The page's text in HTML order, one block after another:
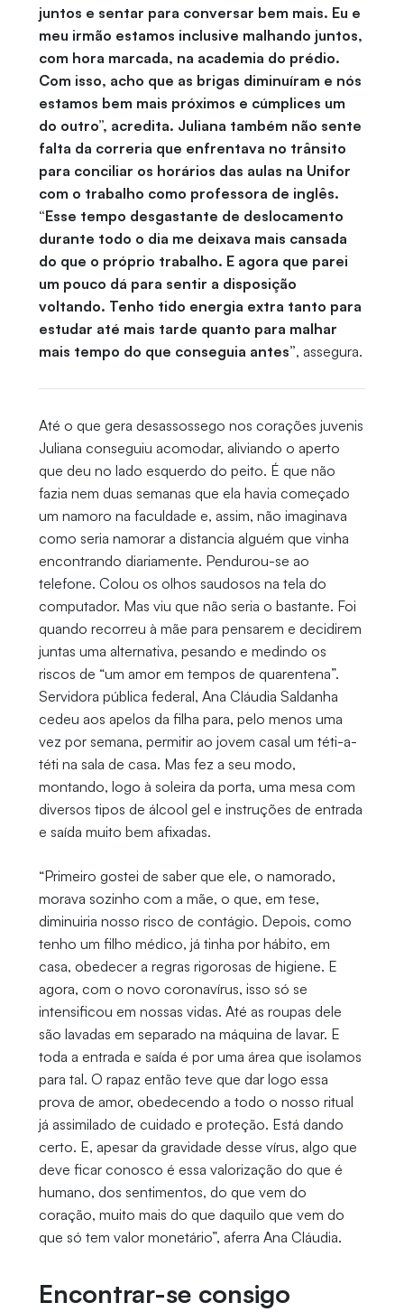
juntos e sentar para conversar bem mais. Eu e
meu irmão estamos inclusive malhando juntos,
com hora marcada, na academia do prédio.
Com isso, acho que as brigas diminuíram e nós
estamos bem mais próximos e cúmplices um
do outro”, acredita. Juliana também não sente
falta da correria que enfrentava no trânsito
para conciliar os horários das aulas na Unifor
com o trabalho como professora de inglês.
“Esse tempo desgastante de deslocamento
durante todo o dia me deixava mais cansada
do que o próprio trabalho. E agora que parei
um pouco dá para sentir a disposição
voltando. Tenho tido energia extra tanto para
estudar até mais tarde quanto para malhar
mais tempo do que conseguia antes”, assegura.
Até o que gera desassossego nos corações juvenis
Juliana conseguiu acomodar, aliviando o aperto
que deu no lado esquerdo do peito. É que não
fazia nem duas semanas que ela havia começado
um namoro na faculdade e, assim, não imaginava
como seria namorar a distancia alguém que vinha
encontrando diariamente. Pendurou-se ao
telefone. Colou os olhos saudosos na tela do
computador. Mas viu que não seria o bastante. Foi
quando recorreu à mãe para pensarem e decidirem
juntas uma alternativa, pesando e medindo os
riscos de “um amor em tempos de quarentena”.
Servidora pública federal, Ana Cláudia Saldanha
cedeu aos apelos da filha para, pelo menos uma
vez por semana, permitir ao jovem casal um téti-a-
téti na sala de casa. Mas fez a seu modo,
montando, logo à soleira da porta, uma mesa com
diversos tipos de álcool gel e instruções de entrada
e saída muito bem afixadas.
“Primeiro gostei de saber que ele, o namorado,
morava sozinho com a mãe, o que, em tese,
diminuiria nosso risco de contágio. Depois, como
tenho um filho médico, já tinha por hábito, em
casa, obedecer a regras rigorosas de higiene. E
agora, com o novo coronavírus, isso só se
intensificou em nossas vidas. Até as roupas dele
são lavadas em separado na máquina de lavar. E
toda a entrada e saída é por uma área que isolamos
para tal. O rapaz então teve que dar logo essa
prova de amor, obedecendo a todo o nosso ritual
já assimilado de cuidado e proteção. Está dando
certo. E, apesar da gravidade desse vírus, algo que
deve ficar conosco é essa valorização do que é
humano, dos sentimentos, do que vem do
coração, muito mais do que daquilo que vem do
que só tem valor monetário”, aferra Ana Cláudia.
Encontrar-se consigo